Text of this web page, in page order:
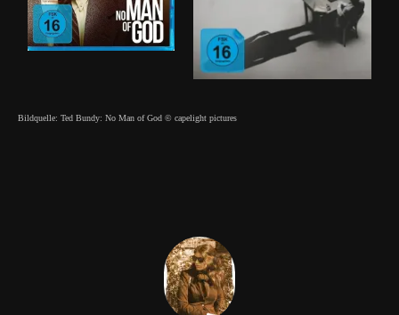
Bildquelle: Ted Bundy: No Man of God © capelight pictures